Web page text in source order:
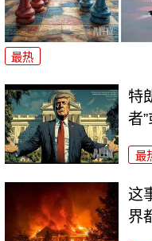
最热
特
者
最
这
界